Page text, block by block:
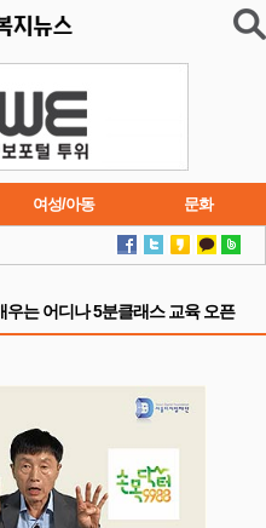
여성/아동 문화
연재소설
우는 어디나 5분클래스 교육 오픈